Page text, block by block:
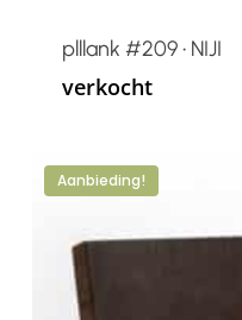
plllank #209 • NIJI
verkocht
Aanbieding!